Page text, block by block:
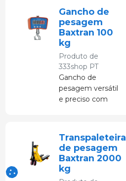
Gancho de
pesagem
Baxtran 100
kg
Produto de
333shop PT
Gancho de
pesagem versátil
e preciso com
Transpaleteira
de pesagem
Baxtran 2000
kg